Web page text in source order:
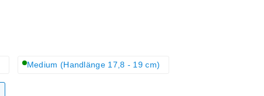
Medium (Handlänge 17,8 - 19 cm)